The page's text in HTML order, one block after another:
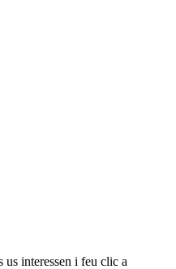
us interessen i feu clic a